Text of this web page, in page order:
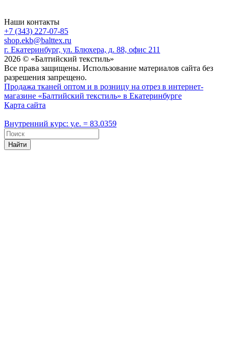
Наши контакты
+7 (343) 227-07-85
shop.ekb@balttex.ru
г. Екатеринбург, ул. Блюхера, д. 88, офис 211
2026 © «Балтийский текстиль»
Все права защищены. Использование материалов сайта без
разрешения запрещено.
Продажа тканей оптом и в розницу на отрез в интернет-
магазине «Балтийский текстиль» в Екатеринбурге
Карта сайта
Внутренний курс: у.е. = 83.0359
Найти